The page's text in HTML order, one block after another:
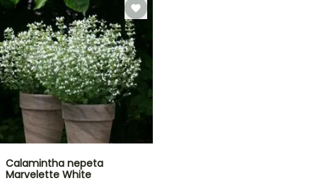
Calamintha nepeta
Marvelette White